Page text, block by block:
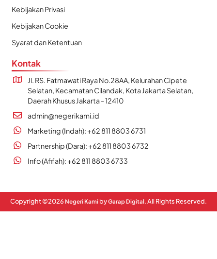
Kebijakan Privasi
Kebijakan Cookie
Syarat dan Ketentuan
Kontak
Jl. RS. Fatmawati Raya No.28AA, Kelurahan Cipete
Selatan, Kecamatan Cilandak, Kota Jakarta Selatan,
Daerah Khusus Jakarta - 12410
admin@negerikami.id
Marketing (Indah): +62 811 8803 6731
Partnership (Dara): +62 811 8803 6732
Info (Afifah): +62 811 8803 6733
Copyright ©2026 Negeri Kami byGarap Digital. All Rights Reserved.